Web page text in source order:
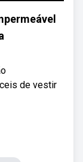
de vestir